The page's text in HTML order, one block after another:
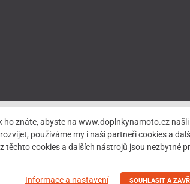
ho znáte, abyste na www.doplnkynamoto.cz
používáme my i naši partneři cookies a
těchto cookies a dalších nástrojů jsou nezbytné
Informace a nastavení SOUHLASIT A